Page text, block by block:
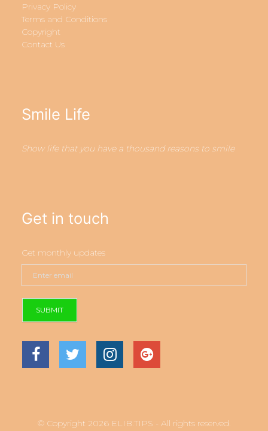
Privacy Policy
Terms and Conditions
Copyright
Contact Us
Smile Life
Show life that you have a thousand reasons to smile
Get in touch
Get monthly updates
SUBMIT
© Copyright 2026 ELIB.TIPS - All rights reserved.